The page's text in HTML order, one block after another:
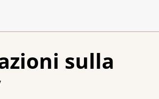
sulla
con un sito Internet
da tumore, ai loro congiunti e alle
riguardanti il cancro e di
di visite nel 2015, il sito web